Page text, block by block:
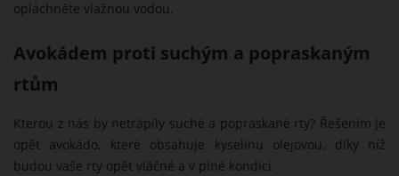
opláchněte vlažnou vodou.
Avokádem proti suchým a popraskaným
rtům
Kterou z nás by netrápily suché a popraskané rty? Řešením je
opět avokádo, které obsahuje kyselinu olejovou, díky níž
budou vaše rty opět vláčné a v plné kondici.